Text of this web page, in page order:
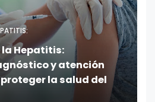
la Hepatitis:
y atención
la salud del